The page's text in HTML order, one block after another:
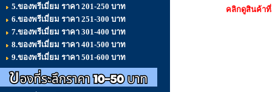
5.ของพรีเมี่ยม ราคา 201-250 บาท
6.ของพรีเมี่ยม ราคา 251-300 บาท
7.ของพรีเมี่ยม ราคา 301-400 บาท
8.ของพรีเมี่ยม ราคา 401-500 บาท
9.ของพรีเมี่ยม ราคา 501-600 บาท
คลิกดูสินค้า